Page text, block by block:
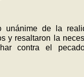
de la
y resaltaron la
contra el